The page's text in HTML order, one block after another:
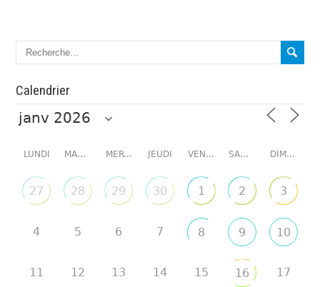
Calendrier
LUNDI MARDI MERCREDI JEUDI VENDREDI SAMEDI DIMANCHE
27 28 29 30 1 2 3
4 5 6 7 8 9 10
11 12 13 14 15 16 17